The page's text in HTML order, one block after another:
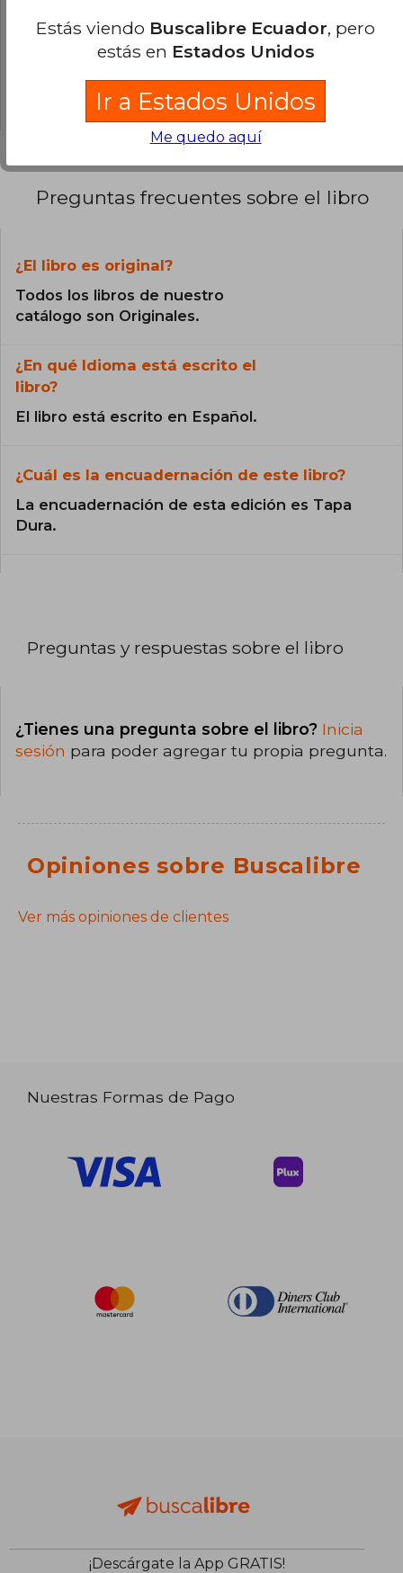
0% (0)
0% (0)
0% (0)
Preguntas frecuentes sobre el libro
¿El libro es original?
Todos los libros de nuestro
catálogo son Originales.
¿En qué Idioma está escrito el
libro?
El libro está escrito en Español.
¿Cuál es la encuadernación de este libro?
La encuadernación de esta edición es Tapa
Dura.
Preguntas y respuestas sobre el libro
¿Tienes una pregunta sobre el libro? Inicia
sesión para poder agregar tu propia pregunta.
Opiniones sobre Buscalibre
Ver más opiniones de clientes
Nuestras Formas de Pago
¡Descárgate la App GRATIS!
Estás viendo Buscalibre Ecuador, pero
estás en Estados Unidos
Ir a Estados Unidos
Me quedo aquí